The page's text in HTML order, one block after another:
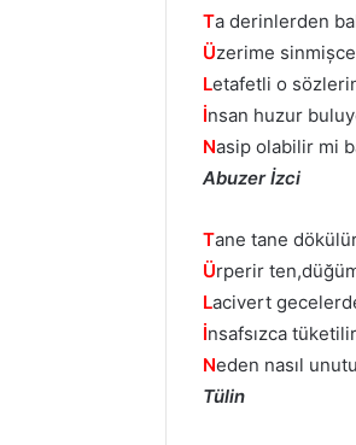
Ta derinlerden
Üzerime
Letafetli o
İnsan huzur
Nasip olabilir mi
Abuzer İzci
Tane tane
Ürperir
Lacivert
İnsafsızca
Neden nasıl
Tülin